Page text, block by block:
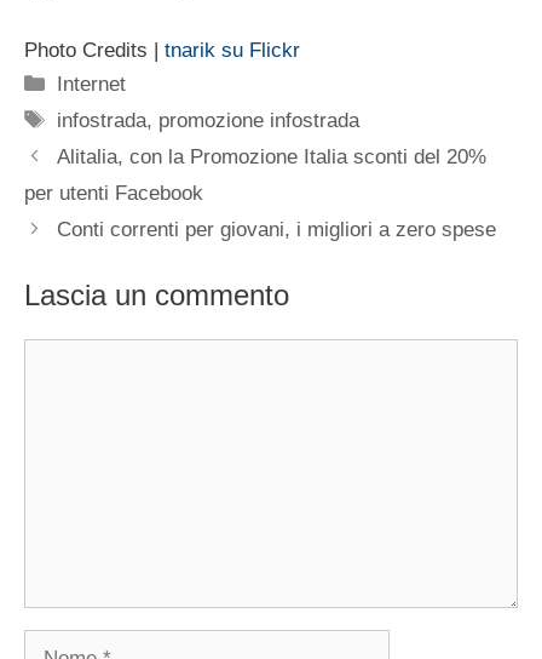
Photo Credits | tnarik su Flickr
Categorie
Internet
Tag
infostrada, promozione infostrada
Alitalia, con la Promozione Italia sconti del 20%
per utenti Facebook
Conti correnti per giovani, i migliori a zero spese
Lascia un commento
Nome